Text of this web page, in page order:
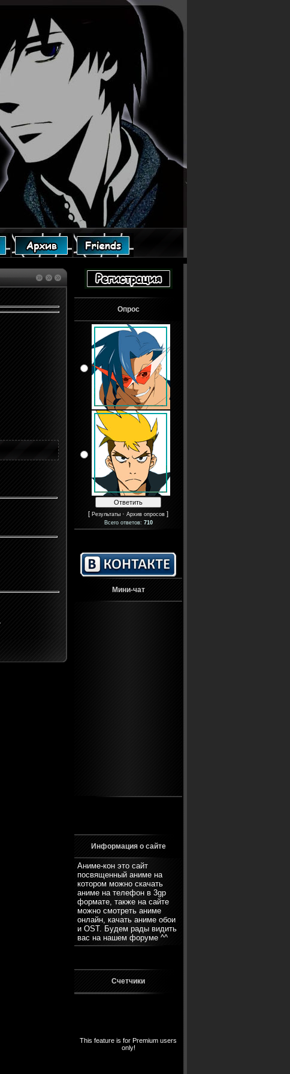
Опрос
[ Результаты · Архив опросов ]
Всего ответов: 710
Мини-чат
Информация о сайте
Аниме-кон это сайт
посвященный аниме на
котором можно скачать
аниме на телефон в 3gp
формате, также на сайте
можно смотреть аниме
онлайн, качать аниме обои
и OST. Будем рады видить
вас на нашем форуме ^^
Счетчики
This feature is for Premium users
only!